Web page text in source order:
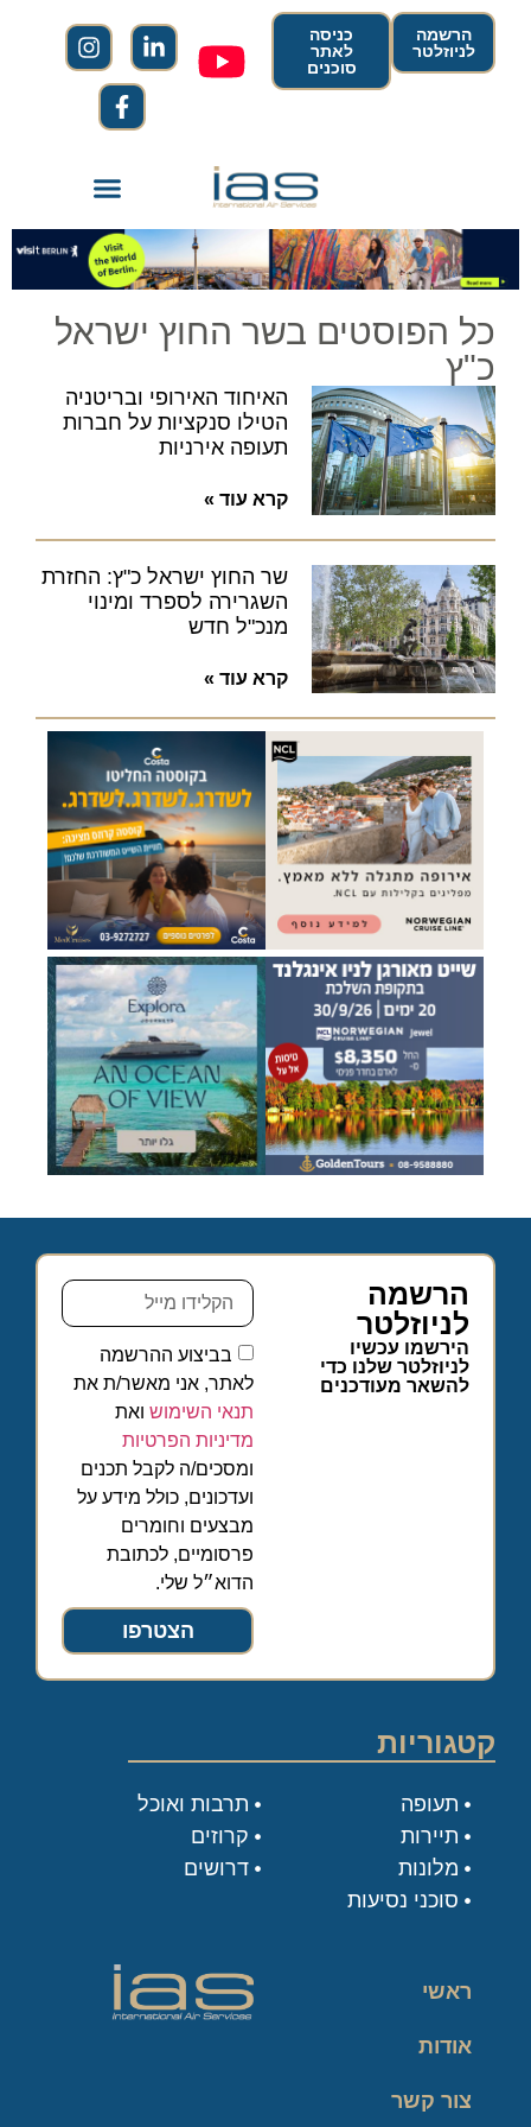
הרשמה
לניוזלטר
כניסה
לאתר
סוכנים
כל הפוסטים בשר החוץ ישראל
כ"ץ
האיחוד האירופי ובריטניה
הטילו סנקציות על חברות
תעופה אירניות
קרא עוד »
שר החוץ ישראל כ"ץ: החזרת
השגרירה לספרד ומינוי
מנכ"ל חדש
קרא עוד »
הרשמה
לניוזלטר
הירשמו עכשיו
לניוזלטר שלנו כדי
להשאר מעודכנים
בביצוע ההרשמה
לאתר, אני מאשר/ת את
תנאי השימוש ואת
מדיניות הפרטיות
ומסכים/ה לקבל תכנים
ועדכונים, כולל מידע על
מבצעים וחומרים
פרסומיים, לכתובת
הדוא״ל שלי.
הצטרפו
קטגוריות
תעופה
תיירות
מלונות
סוכני נסיעות
תרבות ואוכל
קרוזים
דרושים
ראשי
אודות
צור קשר